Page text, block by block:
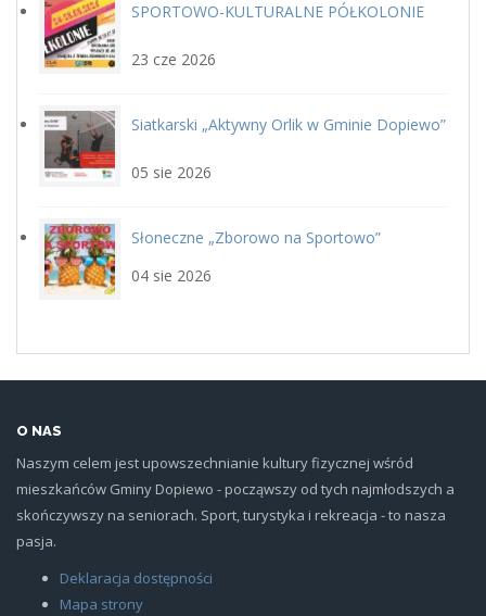
plakat.jpg
SPORTOWO-KULTURALNE PÓŁKOLONIE
LETNIE Z GOSiR w DOPIEWIE
23 cze 2026
siatka_poziom.jpg
Siatkarski „Aktywny Orlik w Gminie Dopiewo”
22 sierpnia
05 sie 2026
Słoneczne „Zborowo na Sportowo”
04 sie 2026
O NAS
Naszym celem jest upowszechnianie kultury fizycznej wśród
mieszkańców Gminy Dopiewo - począwszy od tych najmłodszych a
skończywszy na seniorach. Sport, turystyka i rekreacja - to nasza
pasja.
Deklaracja dostępności
Mapa strony